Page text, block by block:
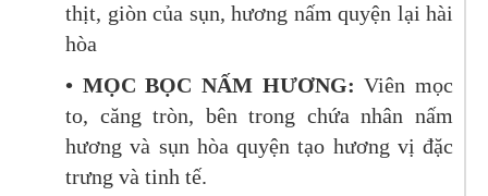
thịt, giòn của sụn, hương nấm quyện lại hài
hòa
• MỌC BỌC NẤM HƯƠNG:Viên mọc
to, căng tròn, bên trong chứa nhân nấm
hương và sụn hòa quyện tạo hương vị đặc
trưng và tinh tế.